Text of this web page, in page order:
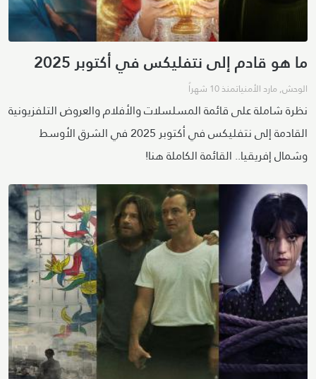
ما هو قادم إلى نتفليكس في أكتوبر 2025
الوحش,مارد الأمنياتمنذ 10 شهراً
نظرة شاملة على قائمة المسلسلات والأفلام والعروض التلفزيونية
القادمة إلى نتفليكس في أكتوبر 2025 في الشرق الأوسط
وشمال إفريقيا.. القائمة الكاملة هنا!